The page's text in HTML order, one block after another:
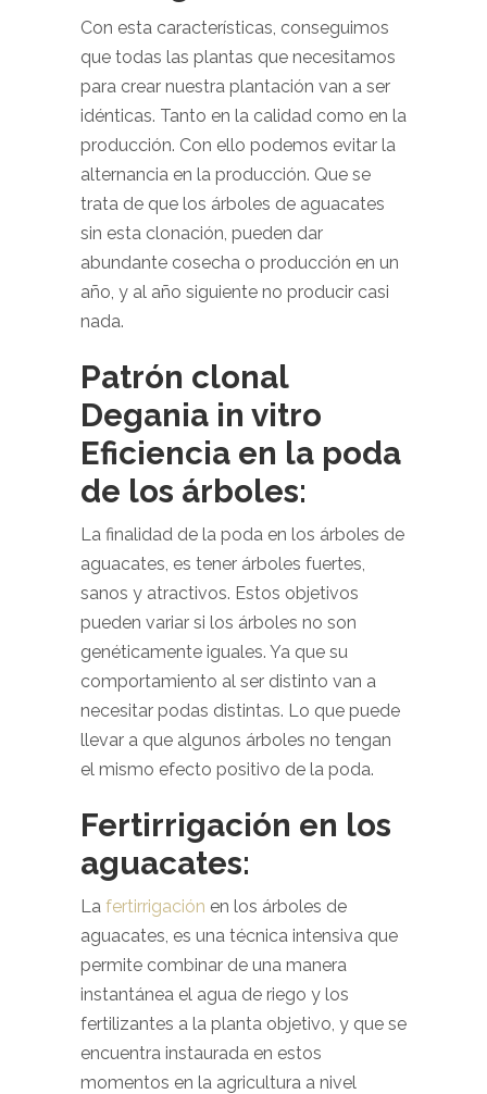
Con esta características, conseguimos
que todas las plantas que necesitamos
para crear nuestra plantación van a ser
idénticas. Tanto en la calidad como en la
producción. Con ello podemos evitar la
alternancia en la producción. Que se
trata de que los árboles de aguacates
sin esta clonación, pueden dar
abundante cosecha o producción en un
año, y al año siguiente no producir casi
nada.
Patrón clonal
Degania in vitro
Eficiencia en la poda
de los árboles:
La finalidad de la poda en los árboles de
aguacates, es tener árboles fuertes,
sanos y atractivos. Estos objetivos
pueden variar si los árboles no son
genéticamente iguales. Ya que su
comportamiento al ser distinto van a
necesitar podas distintas. Lo que puede
llevar a que algunos árboles no tengan
el mismo efecto positivo de la poda.
Fertirrigación en los
aguacates:
La fertirrigación en los árboles de
aguacates, es una técnica intensiva que
permite combinar de una manera
instantánea el agua de riego y los
fertilizantes a la planta objetivo, y que se
encuentra instaurada en estos
momentos en la agricultura a nivel